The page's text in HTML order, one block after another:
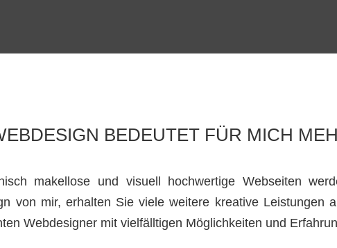
BEDEUTET FÜR MICH
makellose und visuell hochwertige Webseiten
von mir, erhalten Sie viele weitere kreative
Webdesigner mit vielfälltigen Möglichkeiten und